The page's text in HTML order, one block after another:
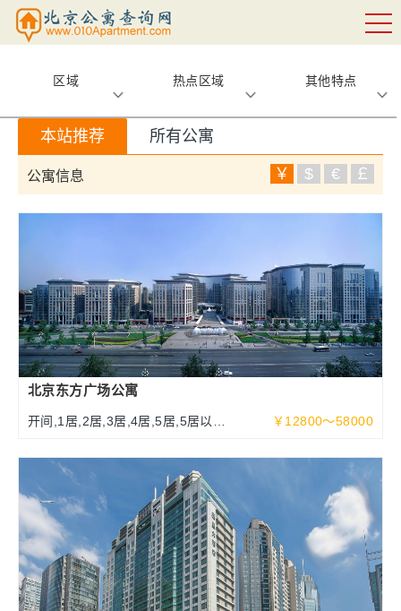
区域 热点区域 其他特点
本站推荐 所有公寓
公寓信息 ￥ $ € ￡
北京东方广场公寓
开间,1居,2居,3居,4居,5居,5居以上
￥12800～58000